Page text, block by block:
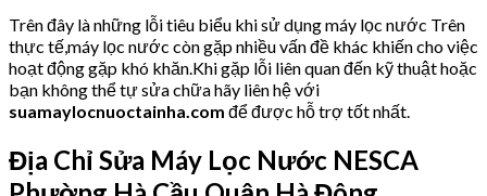
Trên đây là những lỗi tiêu biểu khi sử dụng máy lọc nước Trên
thực tế,máy lọc nước còn gặp nhiều vấn đề khác khiến cho việc
hoạt động gặp khó khăn.Khi gặp lỗi liên quan đến kỹ thuật hoặc
bạn không thể tự sửa chữa hãy liên hệ với
suamaylocnuoctainha.com để được hỗ trợ tốt nhất.
Địa Chỉ Sửa Máy Lọc Nước NESCA